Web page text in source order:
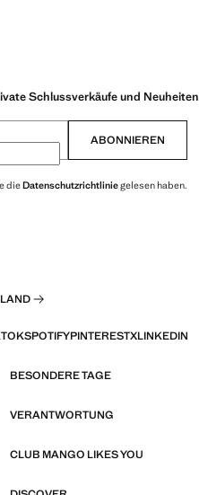
Schlussverkäufe und Neuheiten
ABONNIEREN
dieDatenschutzrichtliniegelesen haben.
SPOTIFYPINTERESTXLINKEDIN
BESONDERE TAGE
VERANTWORTUNG
CLUB MANGO LIKES YOU